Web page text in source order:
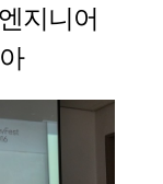
지니어